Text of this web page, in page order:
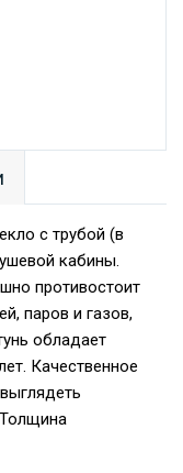
с трубой (в
кабины.
противостоит
паров и газов,
обладает
Качественное